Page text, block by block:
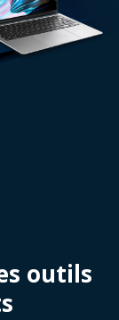
outils